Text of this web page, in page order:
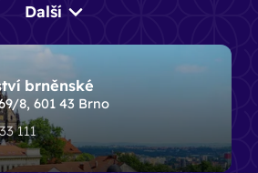
Další
brněnské
8, 601 43 Brno
111